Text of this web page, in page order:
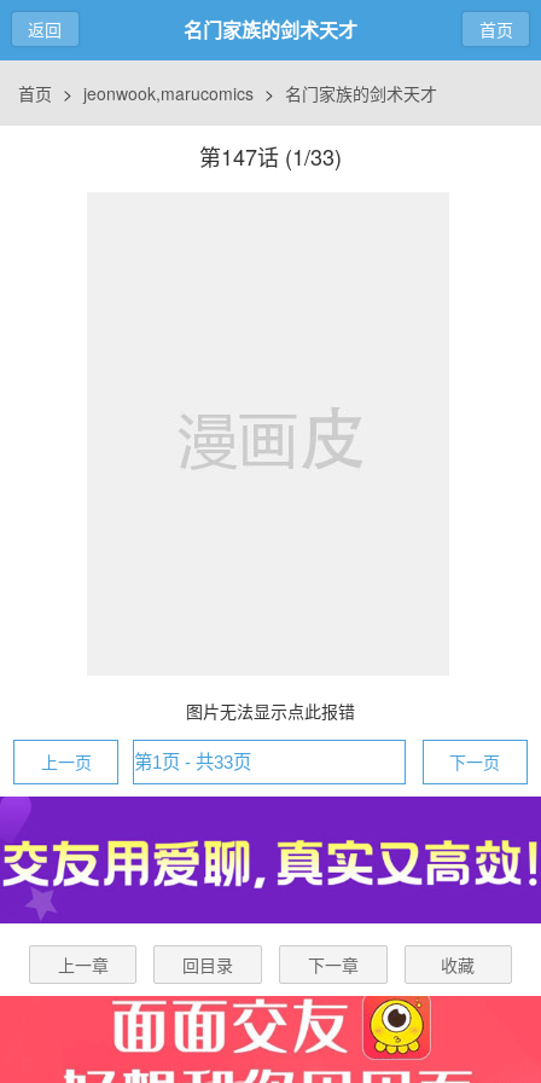
返回 名门家族的剑术天才 首页
首页 > jeonwook,marucomics > 名门家族的剑术天才
第147话 (1/33)
图片无法显示点此报错
上一页 下一页
上一章 回目录 下一章 收藏